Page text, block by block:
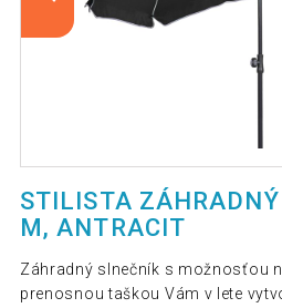
STILISTA
M, ANTRACIT
Záhradný slnečník s možnosťou
prenosnou taškou Vám v lete